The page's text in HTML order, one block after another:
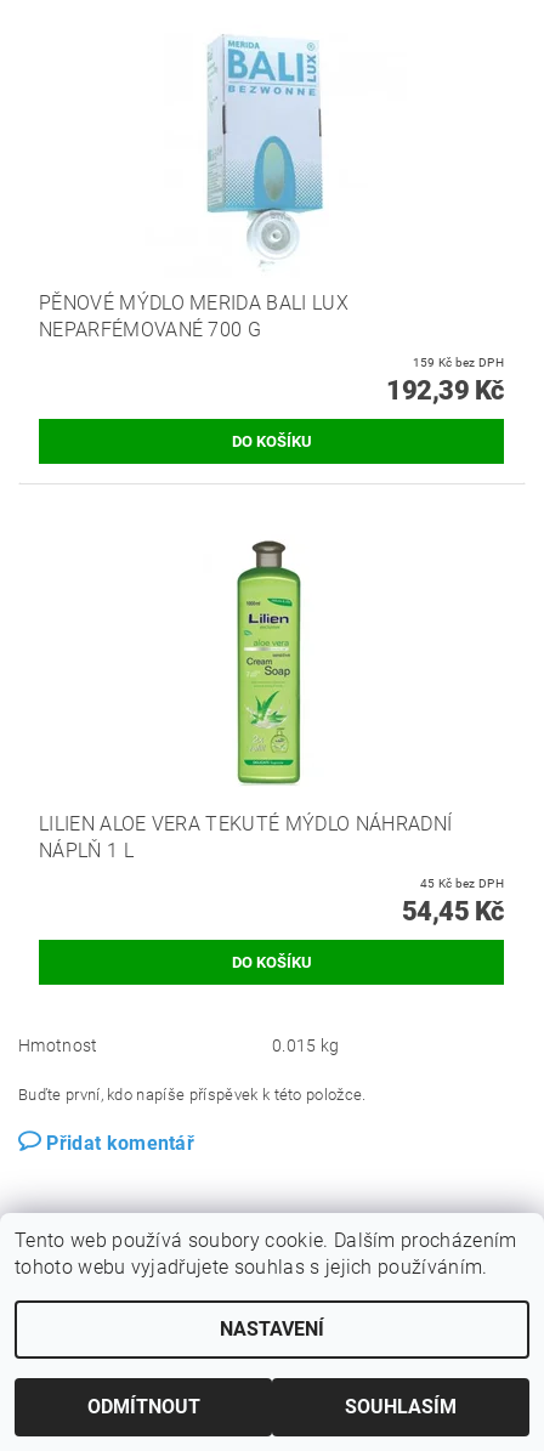
PĚNOVÉ MÝDLO MERIDA BALI LUX
NEPARFÉMOVANÉ 700 G
159 Kč bez DPH
192,39 Kč
LILIEN ALOE VERA TEKUTÉ MÝDLO NÁHRADNÍ
NÁPLŇ 1 L
45 Kč bez DPH
54,45 Kč
Hmotnost 0.015 kg
Buďte první, kdo napíše příspěvek k této položce.
Přidat komentář
Tento web používá soubory cookie. Dalším procházením
tohoto webu vyjadřujete souhlas s jejich používáním.
NASTAVENÍ
ODMÍTNOUT SOUHLASÍM